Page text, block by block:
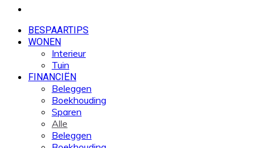
BESPAARTIPS
WONEN
Interieur
Tuin
FINANCIËN
Beleggen
Boekhouding
Sparen
Alle
Beleggen